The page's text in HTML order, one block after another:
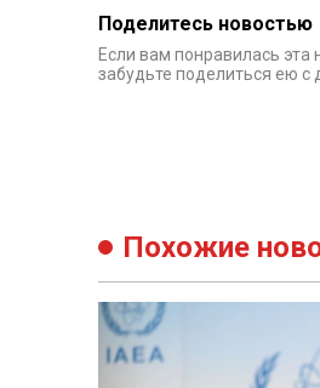
Поделитесь новостью
Если вам понравилась эта
забудьте поделиться ею с
Похожие